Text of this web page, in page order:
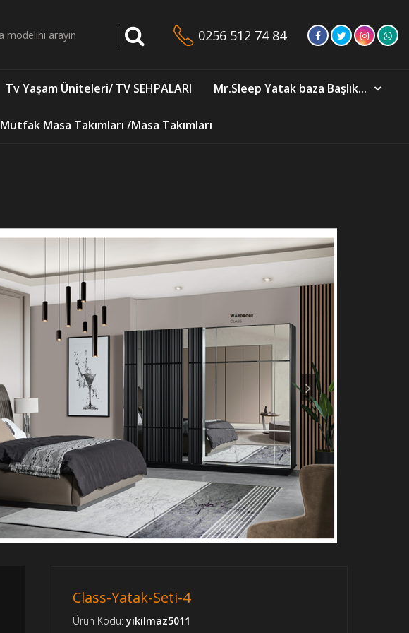
0256 512 74 84
Tv Yaşam Üniteleri/ TV SEHPALARI Mr.Sleep Yatak baza Başlık...
Mutfak Masa Takımları /Masa Takımları
Class-Yatak-Seti-4
Ürün Kodu:yikilmaz5011